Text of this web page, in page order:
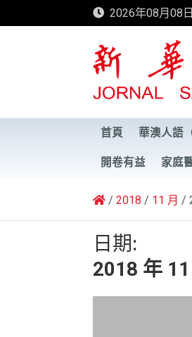
to
2026年08月08
新華澳
首頁 華澳人語
開卷有益 家庭
2018 11 月
日期:
2018 年